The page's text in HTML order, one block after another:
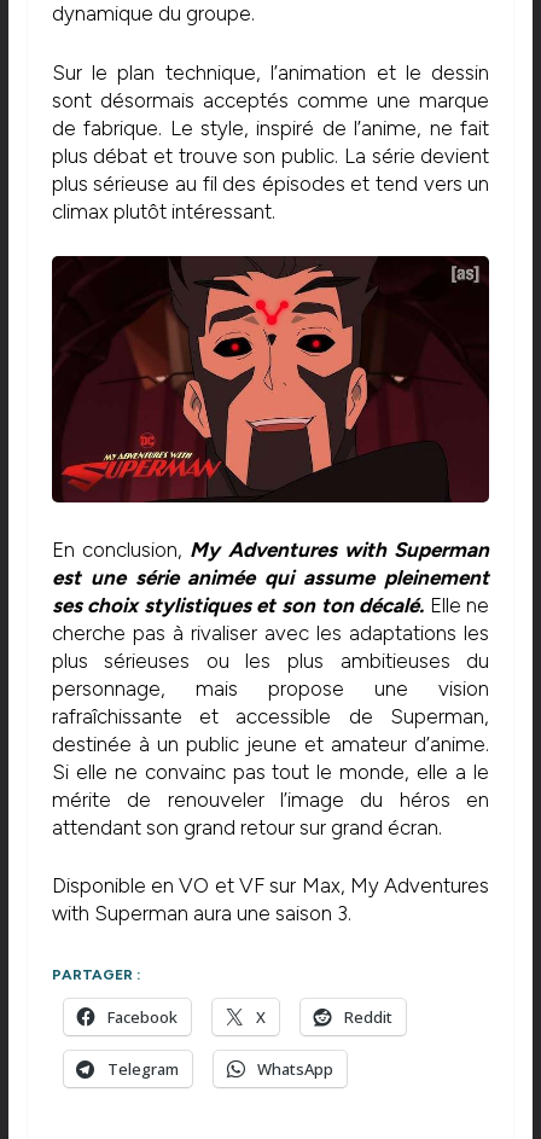
dynamique du groupe.
Sur le plan technique, l’animation et le dessin
sont désormais acceptés comme une marque
de fabrique. Le style, inspiré de l’anime, ne fait
plus débat et trouve son public. La série devient
plus sérieuse au fil des épisodes et tend vers un
climax plutôt intéressant.
En conclusion, My Adventures with Superman
est une série animée qui assume pleinement
ses choix stylistiques et son ton décalé. Elle ne
cherche pas à rivaliser avec les adaptations les
plus sérieuses ou les plus ambitieuses du
personnage, mais propose une vision
rafraîchissante et accessible de Superman,
destinée à un public jeune et amateur d’anime.
Si elle ne convainc pas tout le monde, elle a le
mérite de renouveler l’image du héros en
attendant son grand retour sur grand écran.
Disponible en VO et VF sur Max, My Adventures
with Superman aura une saison 3.
PARTAGER :
Facebook X Reddit
Telegram WhatsApp